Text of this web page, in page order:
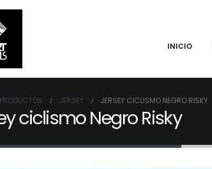
INICIO
PRODUCTOS JERSEY JERSEY CICLISMO NEGRO RISKY
ciclismo Negro Risky